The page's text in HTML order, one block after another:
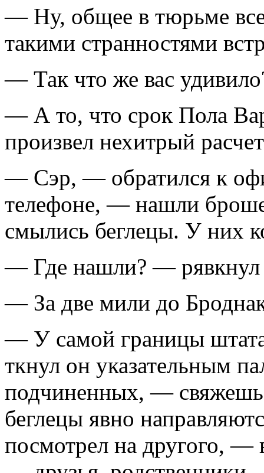
— Ну, общее в тюрьме
такими странностями
— Так что же вас
— А то, что срок Пола
произвел нехитрый
— Сэр, — обратился к
телефоне, — нашли
смылись беглецы. У них
— Где нашли? — рявкнул
— За две мили до
— У самой границы
ткнул он указательным
подчиненных, —
беглецы явно
посмотрел на другого,